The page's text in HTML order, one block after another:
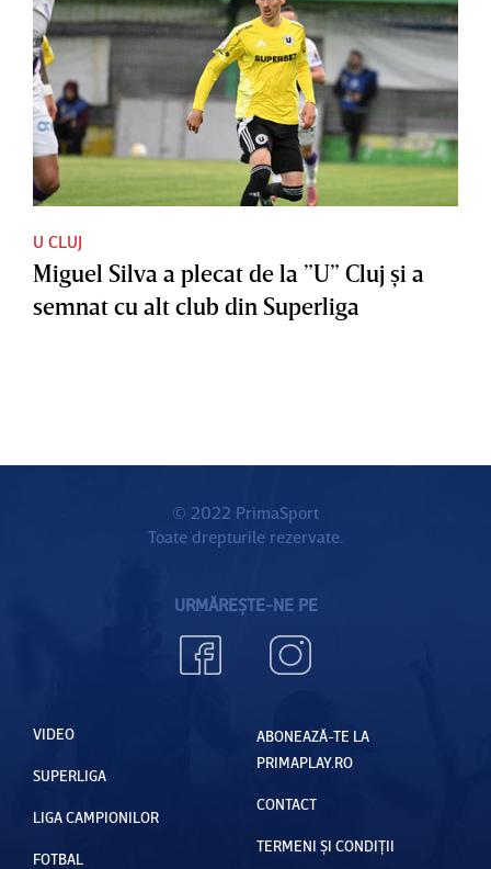
U CLUJ
Miguel Silva a plecat de la ”U” Cluj şi a
semnat cu alt club din Superliga
© 2022 PrimaSport
Toate drepturile rezervate.
URMĂREȘTE-NE PE
VIDEO
SUPERLIGA
LIGA CAMPIONILOR
FOTBAL
ABONEAZĂ-TE LA
PRIMAPLAY.RO
CONTACT
TERMENI ȘI CONDIȚII